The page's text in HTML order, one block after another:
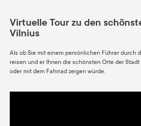
Virtuelle Tour zu den
Vilnius
Als ob Sie mit einem persönlichen Führer durch
reisen und er Ihnen die schönsten Orte der Stadt
oder mit dem Fahrrad zeigen würde.